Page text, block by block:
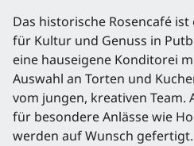
Das historische Rosencafé
für Kultur und Genuss in
eine hauseigene Konditorei
Auswahl an Torten und
vom jungen, kreativen Team.
für besondere Anlässe wie
werden auf Wunsch gefertigt.